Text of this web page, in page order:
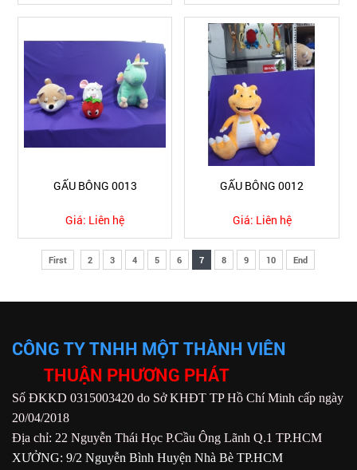
GẤU BÔNG 0013
Giá: Liên hệ
GẤU BÔNG 0012
Giá: Liên hệ
First 2 3 4 5 6 7 8 9 10 End
CÔNG TY TNHH MỘT THÀNH VIÊN
THUẬN PHƯƠNG PHÁT
Số ĐKKD 0315003420 do Sở KHĐT TP Hồ Chí Minh cấp ngày
20/04/2018
Địa chỉ: 22 Nguyễn Thái Học P.Cầu Ông Lãnh Q.1 TP.HCM
XƯỞNG: 9/2 Nguyễn Bình Huyện Nhà Bè TP.HCM